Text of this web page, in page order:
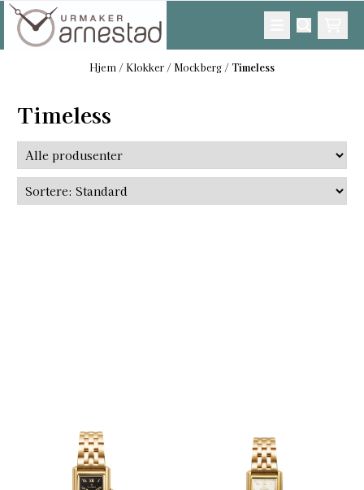
Hopp til innhold
Hjem /Klokker /Mockberg / Timeless
Timeless